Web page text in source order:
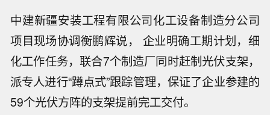
中建新疆安装工程有限公司化工设备制造分公司
项目现场协调衡鹏辉说， 企业明确工期计划，细
化工作任务，联合7个制造厂同时赶制光伏支架，
派专人进行“蹲点式”跟踪管理，保证了企业参建的
59个光伏方阵的支架提前完工交付。